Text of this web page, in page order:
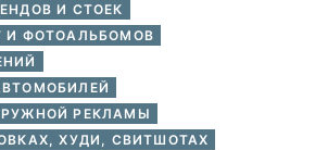
И СТОЕК
И ФОТОАЛЬБОМОВ
РЕКЛАМЫ
ХУДИ, СВИТШОТАХ